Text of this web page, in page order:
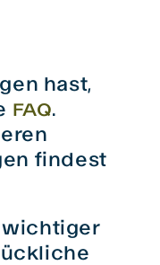
hast,
FAQ.
findest
wichtiger